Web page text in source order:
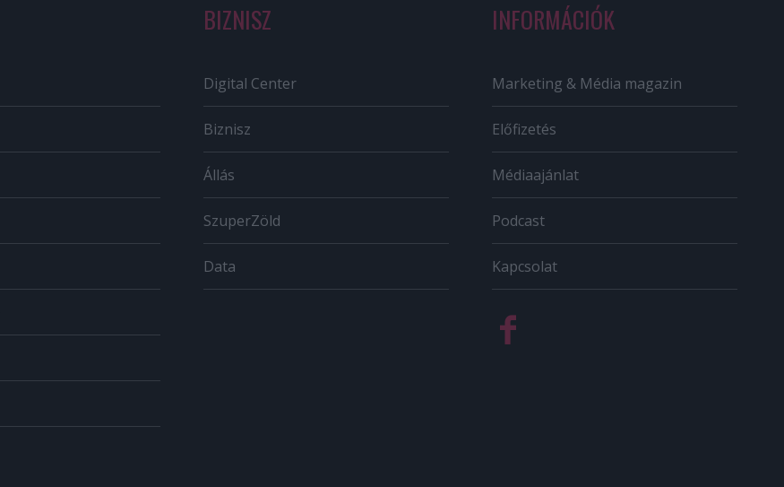
BIZNISZ
Digital Center
Biznisz
Állás
SzuperZöld
Data
INFORMÁCIÓK
Marketing & Média magazin
Előfizetés
Médiaajánlat
Podcast
Kapcsolat